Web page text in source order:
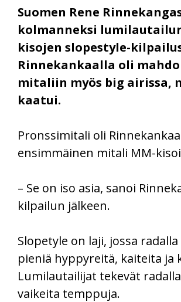
Suomen Rene
kolmanneksi
kisojen slopestyle-
Rinnekankaalla oli
mitaliin myös big airissa,
kaatui.
Pronssimitali oli
ensimmäinen mitali MM-
– Se on iso asia, sanoi
kilpailun jälkeen.
Slopetyle on laji, jossa
pieniä hyppyreitä, kaiteita ja
Lumilautailijat tekevät
vaikeita temppuja.